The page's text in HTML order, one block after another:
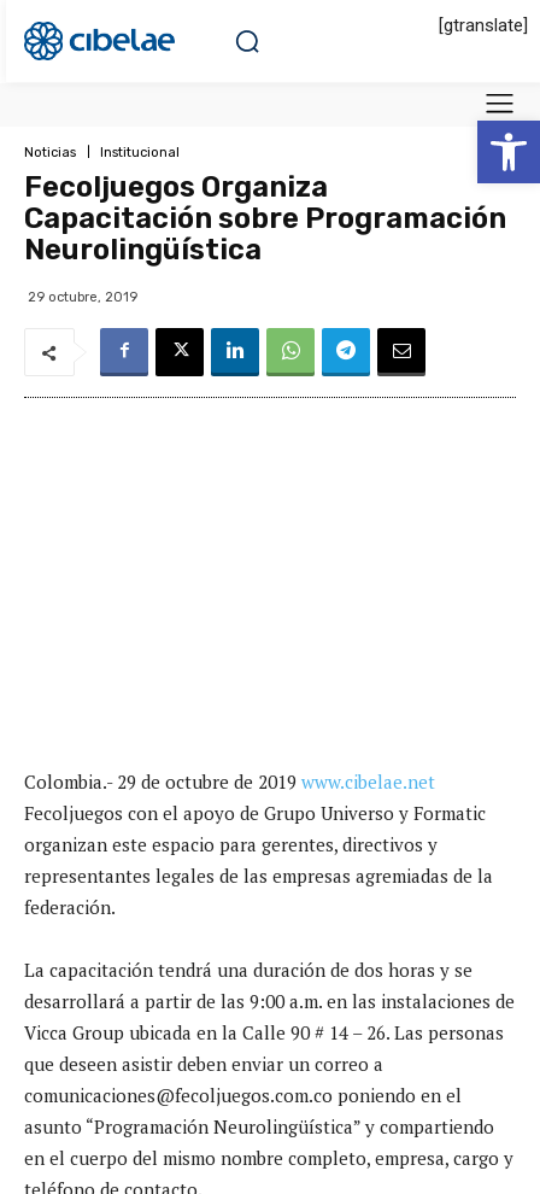
Abrir
[gtranslate]
Noticias Institucional
Fecoljuegos Organiza
Capacitación sobre Programación
Neurolingüística
29 octubre, 2019
Colombia.- 29 de octubre de 2019 www.cibelae.net
Fecoljuegos con el apoyo de Grupo Universo y Formatic
organizan este espacio para gerentes, directivos y
representantes legales de las empresas agremiadas de la
federación.
La capacitación tendrá una duración de dos horas y se
desarrollará a partir de las 9:00 a.m. en las instalaciones de
Vicca Group ubicada en la Calle 90 # 14 – 26. Las personas
que deseen asistir deben enviar un correo a
comunicaciones@fecoljuegos.com.co poniendo en el
asunto “Programación Neurolingüística” y compartiendo
en el cuerpo del mismo nombre completo, empresa, cargo y
teléfono de contacto.